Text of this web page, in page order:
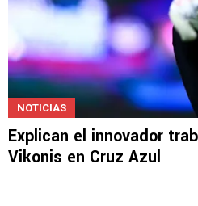
NOTICIAS
Explican el innovador
Vikonis en Cruz Azul